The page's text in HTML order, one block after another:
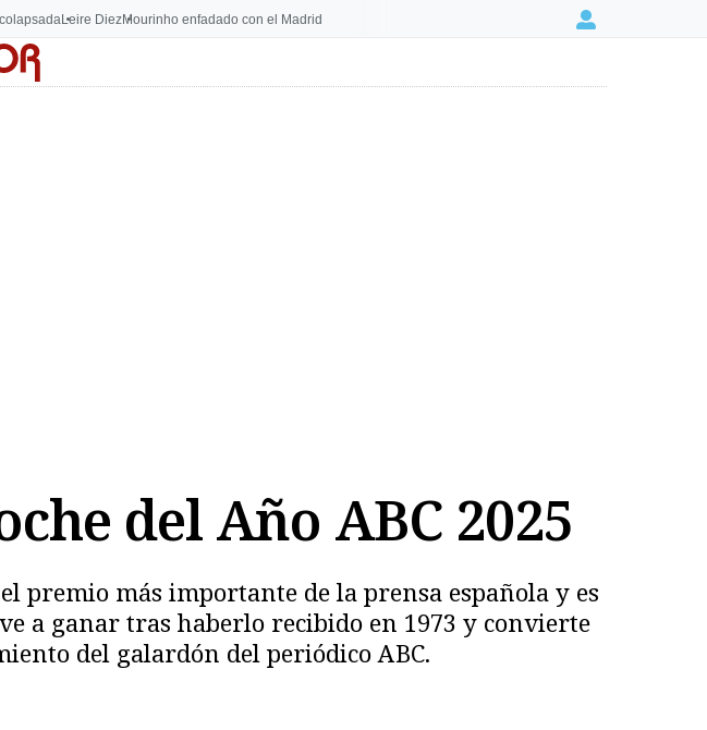
Leire DiezMourinho enfadado con el Madrid Login
del Año ABC 2025
premio más importante de la prensa española y es
a ganar tras haberlo recibido en 1973 y convierte
del galardón del periódico ABC.